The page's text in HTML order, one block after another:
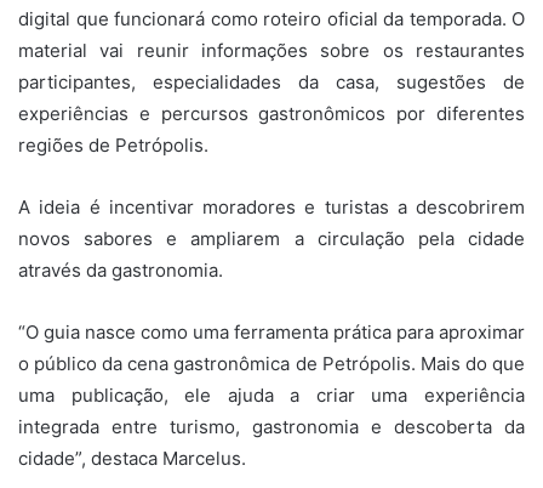
digital que funcionará como roteiro oficial da temporada. O
material vai reunir informações sobre os restaurantes
participantes, especialidades da casa, sugestões de
experiências e percursos gastronômicos por diferentes
regiões de Petrópolis.
A ideia é incentivar moradores e turistas a descobrirem
novos sabores e ampliarem a circulação pela cidade
através da gastronomia.
“O guia nasce como uma ferramenta prática para aproximar
o público da cena gastronômica de Petrópolis. Mais do que
uma publicação, ele ajuda a criar uma experiência
integrada entre turismo, gastronomia e descoberta da
cidade”, destaca Marcelus.